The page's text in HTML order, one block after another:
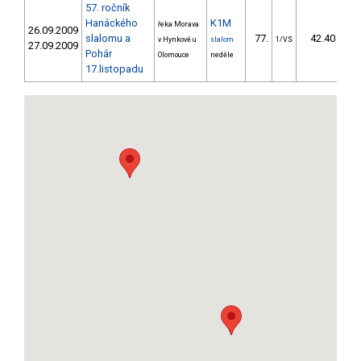
26.09.2009
27.09.2009
57. ročník
Hanáckého
slalomu a
Pohár
17.listopadu
řeka Morava
v Hynkově u
Olomouce
K1M
slalom
neděle
77. 1/VS 42.40